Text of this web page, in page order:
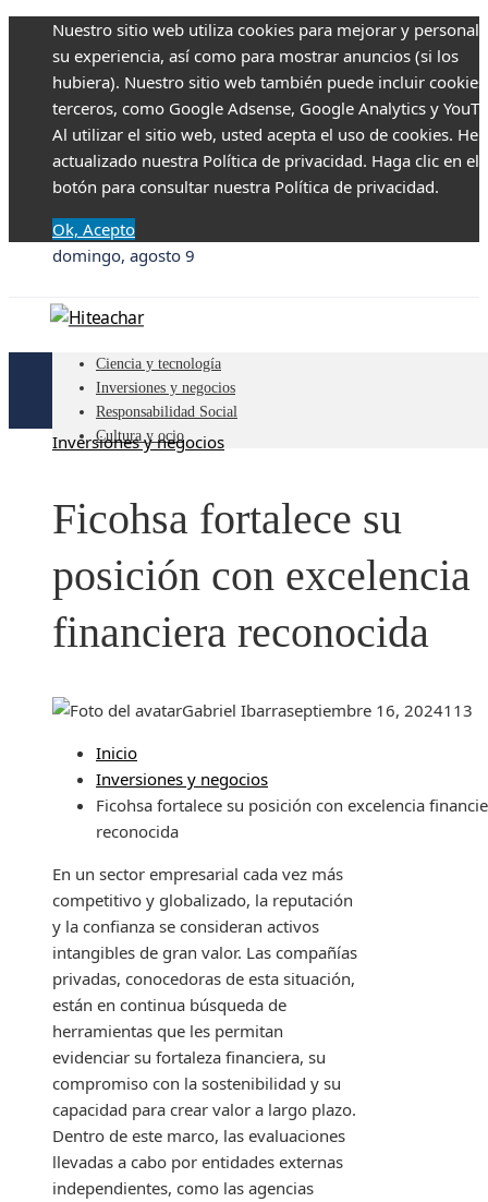
Nuestro sitio web utiliza cookies para mejorar y
su experiencia, así como para mostrar anuncios (si los
hubiera). Nuestro sitio web también puede incluir
terceros, como Google Adsense, Google Analytics y
Al utilizar el sitio web, usted acepta el uso de cookies.
actualizado nuestra Política de privacidad. Haga clic en el
botón para consultar nuestra Política de privacidad.
Ok, Acepto
domingo, agosto 9
Ciencia y tecnología
Inversiones y negocios
Responsabilidad Social
Cultura y ocio
Inversiones y negocios
Ficohsa fortalece su
posición con excelencia
financiera reconocida
Gabriel Ibarraseptiembre 16, 2024113
Inicio
Inversiones y negocios
Ficohsa fortalece su posición con excelencia
reconocida
En un sector empresarial cada vez más
competitivo y globalizado, la reputación
y la confianza se consideran activos
intangibles de gran valor. Las compañías
privadas, conocedoras de esta situación,
están en continua búsqueda de
herramientas que les permitan
evidenciar su fortaleza financiera, su
compromiso con la sostenibilidad y su
capacidad para crear valor a largo plazo.
Dentro de este marco, las evaluaciones
llevadas a cabo por entidades externas
independientes, como las agencias